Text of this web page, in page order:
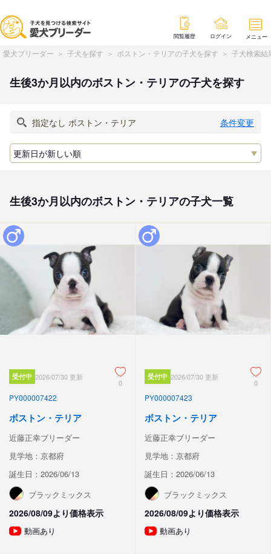
閲覧履歴 ログイン メニュー
愛犬ブリーダー 子犬を探す ボストン・テリアの子犬を探す 子犬検索結
生後3か月以内のボストン・テリアの子犬を探す
条件変更
生後3か月以内のボストン・テリアの子犬一覧
受付中 2026/07/30 更新
0
PY000007422
ボストン・テリア
近藤正幸ブリーダー
見学地：京都府
誕生日：2026/06/13
ブラックミックス
2026/08/09より価格表示
動画あり
受付中 2026/07/30 更新
0
PY000007423
ボストン・テリア
近藤正幸ブリーダー
見学地：京都府
誕生日：2026/06/13
ブラックミックス
2026/08/09より価格表示
動画あり